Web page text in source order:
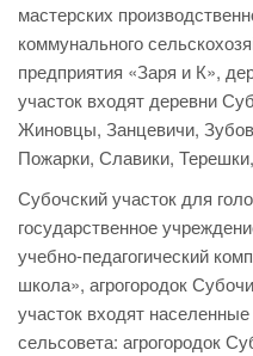
мастерских
коммунального
предприятия «Заря и К»,
участок входят деревни
Жиновцы, Занцевичи,
Пожарки, Славики,
Субочский участок для
государственное
учебно-педагогический
школа», агрогородок
участок входят
сельсовета: агрогородок